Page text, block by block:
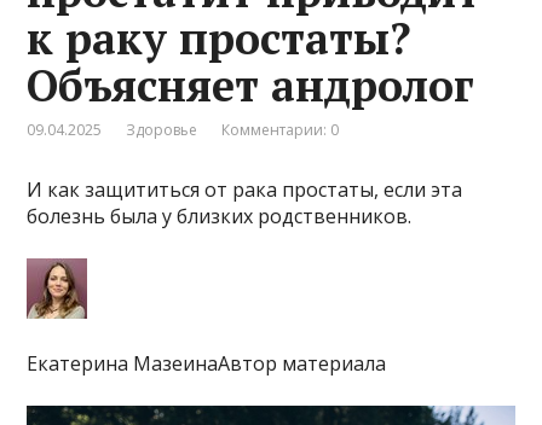
к раку простаты?
Объясняет андролог
09.04.2025 Здоровье Комментарии: 0
И как защититься от рака простаты, если эта
болезнь была у близких родственников.
Екатерина МазеинаАвтор материала